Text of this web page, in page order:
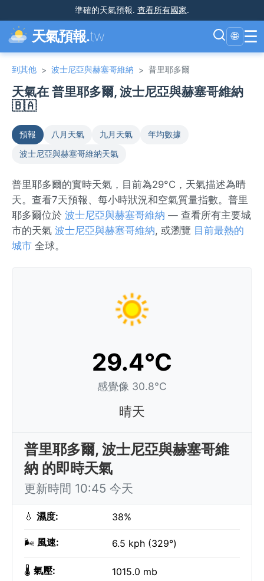
準確的天氣預報. 查看所有國家.
天氣預報.tw 🌐 ☰
到其他 > 波士尼亞與赫塞哥維納 > 普里耶多爾
天氣在 普里耶多爾, 波士尼亞與赫塞哥維納
🇧🇦
預報 八月天氣 九月天氣
年均數據
波士尼亞與赫塞哥維納天氣
普里耶多爾的實時天氣，目前為29°C，天氣描述為晴
天。查看7天預報、每小時狀況和空氣質量指數。普里
耶多爾位於 波士尼亞與赫塞哥維納 — 查看所有主要城
市的天氣 波士尼亞與赫塞哥維納, 或瀏覽 目前最熱的
城市 全球。
29.4°C
感覺像 30.8°C
晴天
普里耶多爾, 波士尼亞與赫塞哥維
納 的即時天氣
更新時間 10:45 今天
💧 濕度: 38%
🌬️ 風速: 6.5 kph (329°)
🌡️ 氣壓: 1015.0 mb